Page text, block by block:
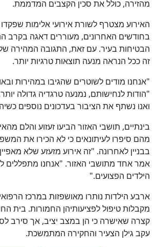
מהזירה, כולל את סכין הקצבים המדממת.
האירוע מצטרף לשורת אירועי אלימות שפקדו
בחודשים האחרונים, מעוררים דאגה בקרב
הבטיחות בעיר. עם זאת, התגובה המהירה
זה ככל הנראה מנעה תוצאות טרגיות יותר.
"אנחנו מודים לשוטרים שהגיבו במהירות
"הודות לנחישותם, נמנעה טרגדיה גדולה
ואנו נשתף את הציבור בעדכונים נוספים
בינתיים, תושבי האזור הביעו זעזוע והלם
מהם סיפרו לעיתונאים כי לא הכירו את
בבניין לאחרונה. "זה אירוע מזעזע שלא
אמר אחד מתושבי האזור. "אנחנו
הילדים הפצועים."
ארבע הילדות נותרו מאושפזות במרכז
מקבלות טיפול לפציעותיהן החמורות. בית
קצרה שאישרה כי הן במצב יציב, אך סירב
עקב גילן הצעיר והחקירה המתמשכת.